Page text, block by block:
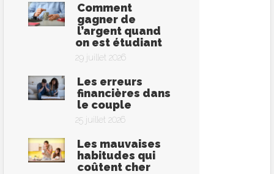
Comment
gagner de
l’argent quand
on est étudiant
29 juillet 2026
Les erreurs
financières dans
le couple
25 juillet 2026
Les mauvaises
habitudes qui
coûtent cher